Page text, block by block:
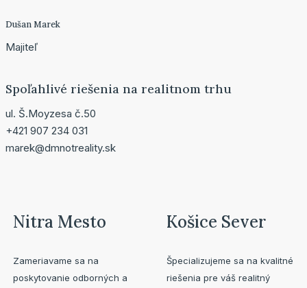
Dušan Marek
Majiteľ
Spoľahlivé riešenia na realitnom trhu
ul. Š.Moyzesa č.50
+421 907 234 031
marek@dmnotreality.sk
Nitra Mesto
Zameriavame sa na
poskytovanie odborných a
Košice Sever
Špecializujeme sa na kvalitné
riešenia pre váš realitný